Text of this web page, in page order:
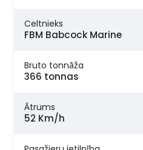
Celtnieks
FBM Babcock Marine
Bruto tonnāža
366 tonnas
Ātrums
52 Km/h